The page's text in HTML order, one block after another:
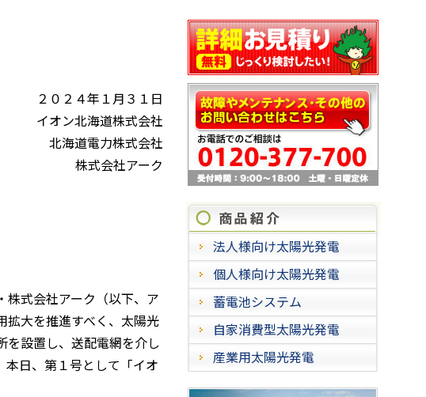
２０２４年１月３１日
イオン北海道株式会社
北海道電力株式会社
株式会社アーク
式会社アーク（以下、ア
拡大を推進すべく、太陽光
設置し、送配電網を介し
日、第１号として「イオ
法人様向け太陽光発電
個人様向け太陽光発電
蓄電池システム
自家消費型太陽光発電
産業用太陽光発電